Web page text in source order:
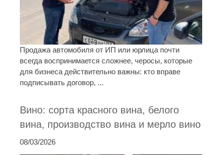
Продажа автомобиля от ИП или юрлица почти
всегда воспринимается сложнее, черосы, которые
для бизнеса действительно важны: кто вправе
подписывать договор, ...
Вино: сорта красного вина, белого
вина, производство вина и мерло вино
08/03/2026